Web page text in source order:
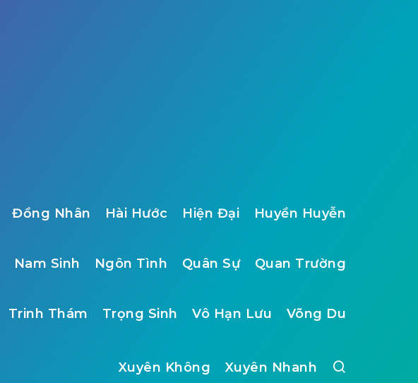
Đồng Nhân Hài Hước Hiện Đại Huyền Huyễn
Nam Sinh Ngôn Tình Quân Sự Quan Trường
Trinh Thám Trọng Sinh Vô Hạn Lưu Võng Du
Xuyên Không Xuyên Nhanh